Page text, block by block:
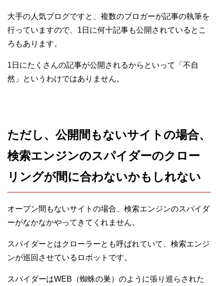
大手の人気ブログですと、複数のブロガーが記事の執筆を
行っていますので、1日に何十記事も公開されているとこ
ろもあります。
1日にたくさんの記事が公開されるからといって「不自
然」というわけではありません。
ただし、公開間もないサイトの場合、
検索エンジンのスパイダーのクロー
リングが間に合わないかもしれない
オープン間もないサイトの場合、検索エンジンのスパイダ
ーがなかなかやってきてくれません。
スパイダーとはクローラーとも呼ばれていて、検索エンジ
ンが巡回させているロボットです。
スパイダーはWEB（蜘蛛の巣）のように張り巡らされた